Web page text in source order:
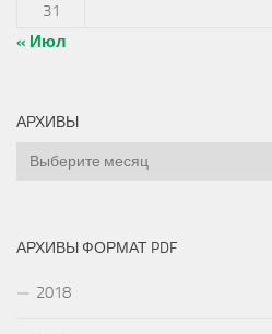
31
« Июл
АРХИВЫ
Архивы
АРХИВЫ ФОРМАТ PDF
2018